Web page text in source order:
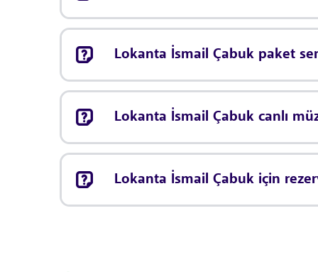
Lokanta İsmail Çabuk paket
Lokanta İsmail Çabuk canlı
Lokanta İsmail Çabuk için